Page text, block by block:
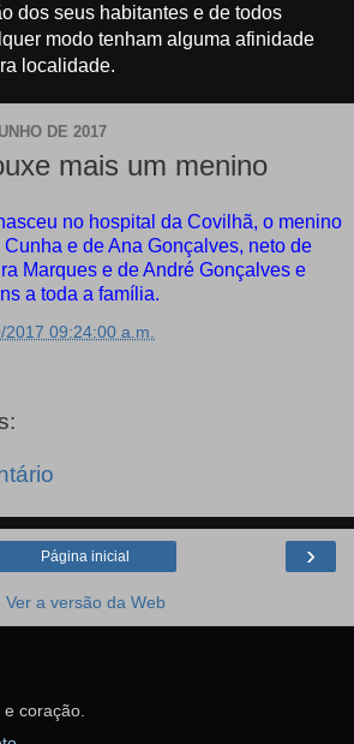
dos seus habitantes e de todos
modo tenham alguma afinidade
localidade.
DE 2017
mais um menino
no hospital da Covilhã, o menino
e de Ana Gonçalves, neto de
Marques e de André Gonçalves e
a toda a família.
2017 09:24:00 a.m.
›
Página inicial
Ver a versão da Web
coração.